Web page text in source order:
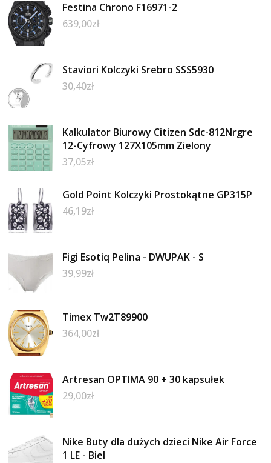
Festina Chrono F16971-2
639,00zł
Staviori Kolczyki Srebro SSS5930
30,40zł
Kalkulator Biurowy Citizen Sdc-812Nrgre
12-Cyfrowy 127X105mm Zielony
37,05zł
Gold Point Kolczyki Prostokątne GP315P
46,19zł
Figi Esotiq Pelina - DWUPAK - S
39,99zł
Timex Tw2T89900
364,00zł
Artresan OPTIMA 90 + 30 kapsułek
29,00zł
Nike Buty dla dużych dzieci Nike Air Force
1 LE - Biel